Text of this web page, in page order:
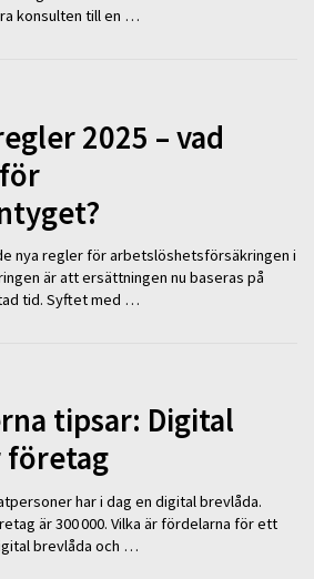
konsulten till en …
2025 – vad
nya regler för arbetslöshetsförsäkringen i
är att ersättningen nu baseras på
tid. Syftet med …
tipsar: Digital
företag
har i dag en digital brevlåda.
är 300 000. Vilka är fördelarna för ett
brevlåda och …